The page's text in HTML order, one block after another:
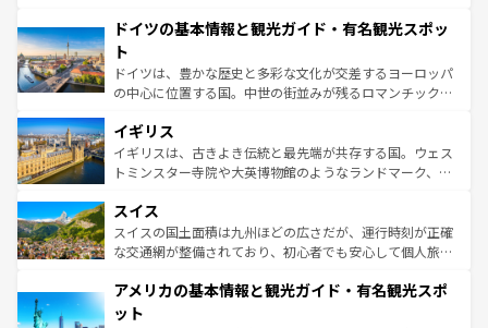
せる。地方によって風土や気候が異なるスペインはその個
ンテンツ一覧 を参照してほしい。
で、幅広い魅力が詰まっている。華麗な宮殿、歴史的な大
聖堂、美しいビーチ、そして豊かな自然が、訪れる者を心
から魅了する。また、フランスは美食の国としても知ら
れ、フランス料理はユネスコ無形文化遺産にも登録されて
香り高いラベンダー畑など、多彩な楽しみ方が可能だ。さ
らに、パリ以外の地域にも魅力が溢れており、どの街角に
も豊かな歴史と文化が息づいている。パリ以外の個性あふ
を参照してほしい。
ドイツの基本情報と観光ガイド・有名観光スポッ
ト
ドイツは、豊かな歴史と多彩な文化が交差するヨーロッパ
の中心に位置する国。中世の街並みが残るロマンチック街
顔を持つこの国は、どこを歩いても飽きることがない。ベ
ルリンの文化的活気、バイエルン州のアルプスの絶景、そ
してライン川沿いのワイン畑といった風景は必見。ビール
は、お酒好きな人にはぜひ体験してほしい。 なお、新着の
ドイツ情報はコンテンツ一覧を参照してほしい。
イギリス
イギリスは、古きよき伝統と最先端が共存する国。ウェス
トミンスター寺院や大英博物館のようなランドマーク、歴
リアごとに異なる魅力がある。また、優雅なアフタヌーン
ティー、ビール好きにはたまらない英国パブ、サッカー観
戦など、本場だからこそできる体験も豊富。イギリスを旅
ンツ一覧を参照してほしい。
スイス
スイスの国土面積は九州ほどの広さだが、運行時刻が正確
な交通網が整備されており、初心者でも安心して個人旅行
の建物がそのまま残る町や、スイスならではのユニークな
博物館もあり、アルプス観光だけでなく町歩きも満喫する
アメリカの基本情報と観光ガイド・有名観光スポ
ット